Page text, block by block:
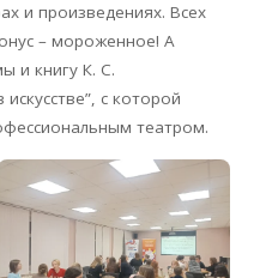
и произведениях. Всех
– мороженное! А
и книгу К. С.
с которой
театром.